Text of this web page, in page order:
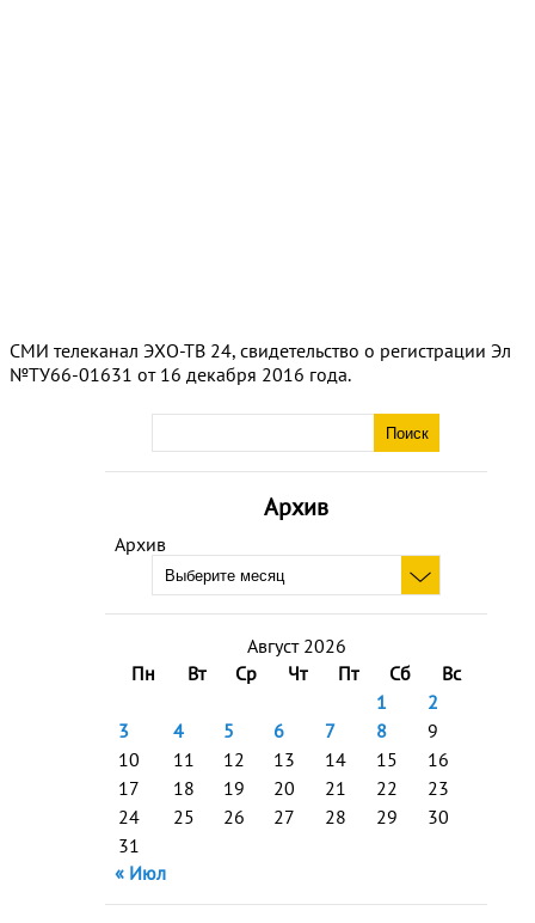
Архив
Архив
Август 2026
Пн
Вт Ср Чт Пт Сб
Вс
1
2
3
4 5 6 7 8
9
10
11 12 13 14 15
16
17
18 19 20 21 22
23
24
25 26 27 28 29
30
31
« Июл
СМИ телеканал ЭХО-ТВ 24, свидетельство о регистрации Эл
№ТУ66-01631 от 16 декабря 2016 года.